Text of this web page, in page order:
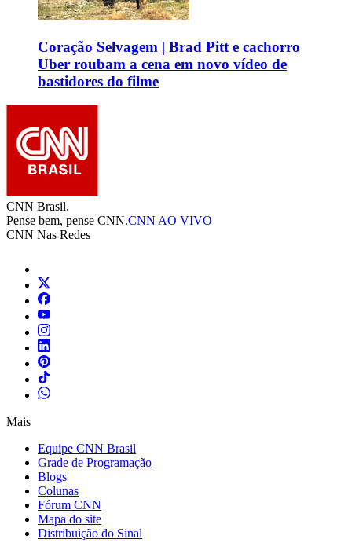
Coração Selvagem | Brad Pitt e cachorro
Uber roubam a cena em novo vídeo de
bastidores do filme
CNN Brasil.
Pense bem, pense CNN.CNN AO VIVO
CNN Nas Redes
Mais
Equipe CNN Brasil
Grade de Programação
Blogs
Colunas
Fórum CNN
Mapa do site
Distribuição do Sinal